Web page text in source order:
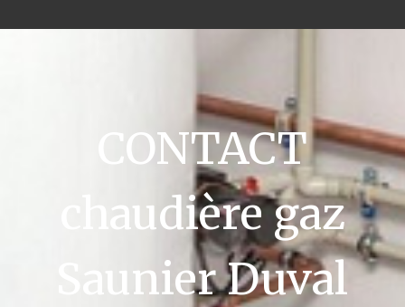
CONTACT
chaudière gaz
Saunier Duval